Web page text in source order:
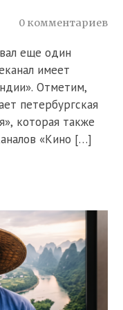
0 комментариев
еще один
имеет
Отметим,
петербургская
которая также
«Кино […]